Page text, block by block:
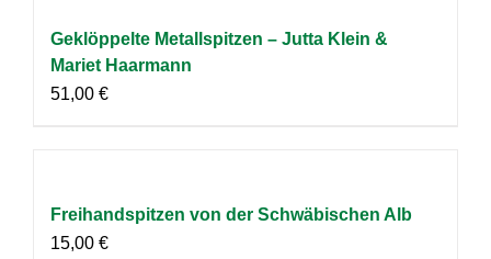
Geklöppelte Metallspitzen – Jutta Klein &
Mariet Haarmann
51,00 €
Freihandspitzen von der Schwäbischen Alb
15,00 €